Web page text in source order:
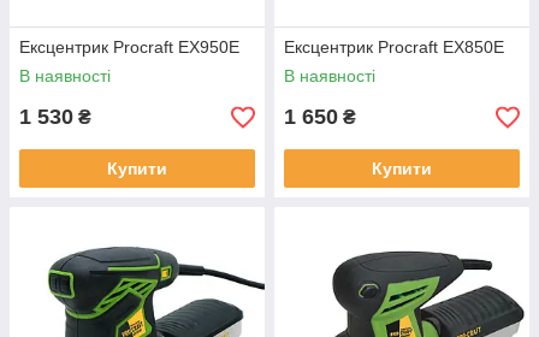
Ексцентрик Procraft EX950E
В наявності
1 530 ₴
Купити
Ексцентрик Procraft EX850E
В наявності
1 650 ₴
Купити